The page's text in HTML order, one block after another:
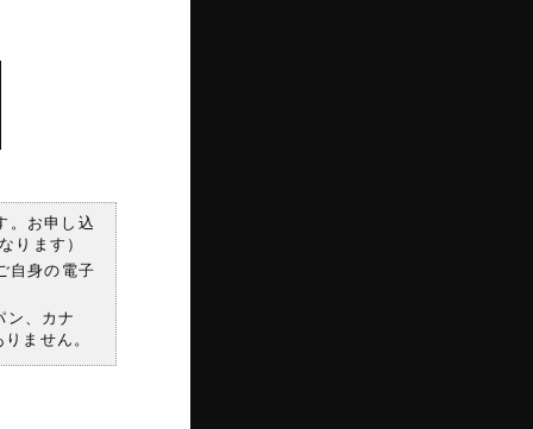
。お申し込
ります）
自身の電子
ン、カナ
ません。